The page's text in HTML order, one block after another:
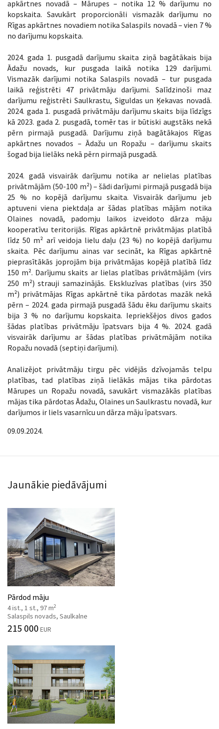
apkārtnes novadā – Mārupes – notika 12 % darījumu no
kopskaita. Savukārt proporcionāli vismazāk darījumu no
Rīgas apkārtnes novadiem notika Salaspils novadā – vien 7 %
no darījumu kopskaita.
2024. gada 1. pusgadā darījumu skaita ziņā bagātākais bija
Ādažu novads, kur pusgada laikā notika 129 darījumi.
Vismazāk darījumi notika Salaspils novadā – tur pusgada
laikā reģistrēti 47 privātmāju darījumi. Salīdzinoši maz
darījumu reģistrēti Saulkrastu, Siguldas un Ķekavas novadā.
2024. gada 1. pusgadā privātmāju darījumu skaits bija līdzīgs
kā 2023. gada 2. pusgadā, tomēr tas ir būtiski augstāks nekā
pērn pirmajā pusgadā. Darījumu ziņā bagātākajos Rīgas
apkārtnes novados – Ādažu un Ropažu – darījumu skaits
šogad bija lielāks nekā pērn pirmajā pusgadā.
2024. gadā visvairāk darījumu notika ar nelielas platības
privātmājām (50-100 m²) – šādi darījumi pirmajā pusgadā bija
25 % no kopējā darījumu skaita. Visvairāk darījumu jeb
aptuveni viena piektdaļa ar šādas platības mājām notika
Olaines novadā, padomju laikos izveidoto dārza māju
kooperatīvu teritorijās. Rīgas apkārtnē privātmājas platībā
līdz 50 m² arī veidoja lielu daļu (23 %) no kopējā darījumu
skaita. Pēc darījumu ainas var secināt, ka Rīgas apkārtnē
pieprasītākās joprojām bija privātmājas kopējā platībā līdz
150 m². Darījumu skaits ar lielas platības privātmājām (virs
250 m²) strauji samazinājās. Ekskluzīvas platības (virs 350
m²) privātmājas Rīgas apkārtnē tika pārdotas mazāk nekā
pērn – 2024. gada pirmajā pusgadā šādu ēku darījumu skaits
bija 3 % no darījumu kopskaita. Iepriekšējos divos gados
šādas platības privātmāju īpatsvars bija 4 %. 2024. gadā
visvairāk darījumu ar šādas platības privātmājām notika
Ropažu novadā (septiņi darījumi).
Analizējot privātmāju tirgu pēc vidējās dzīvojamās telpu
platības, tad platības ziņā lielākās mājas tika pārdotas
Mārupes un Ropažu novadā, savukārt vismazākās platības
mājas tika pārdotas Ādažu, Olaines un Saulkrastu novadā, kur
darījumos ir liels vasarnīcu un dārza māju īpatsvars.
09.09.2024.
Jaunākie piedāvājumi
Pārdod māju
4 ist., 1 st., 97 m2
Salaspils novads, Saulkalne
215 000 EUR